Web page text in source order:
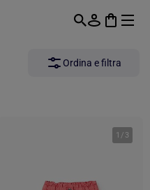
Ordina e filtra
1 / 3